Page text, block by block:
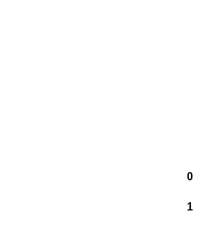
0
1